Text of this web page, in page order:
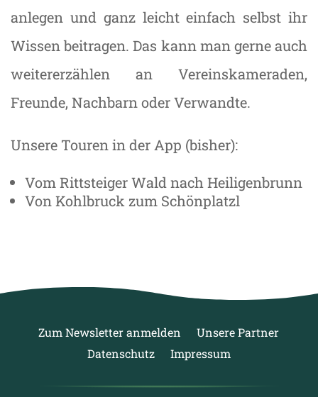
anlegen und ganz leicht einfach selbst ihr
Wissen beitragen. Das kann man gerne auch
weitererzählen an Vereinskameraden,
Freunde, Nachbarn oder Verwandte.
Unsere Touren in der App (bisher):
Vom Rittsteiger Wald nach Heiligenbrunn
Von Kohlbruck zum Schönplatzl
Zum Newsletter anmelden
Unsere Partner
Datenschutz
Impressum